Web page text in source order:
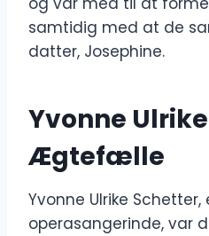
samtidig med at de
datter, Josephine.
Yvonne
Ægtefælle
Yvonne Ulrike
operasangerinde, var